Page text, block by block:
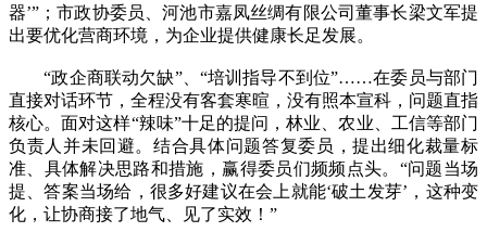
器’”；市政协委员、河池市嘉凤丝绸有限公司董事长梁文军提
出要优化营商环境，为企业提供健康长足发展。
“政企商联动欠缺”、“培训指导不到位”……在委员与部门
直接对话环节，全程没有客套寒暄，没有照本宣科，问题直指
核心。面对这样“辣味”十足的提问，林业、农业、工信等部门
负责人并未回避。结合具体问题答复委员，提出细化裁量标
准、具体解决思路和措施，赢得委员们频频点头。“问题当场
提、答案当场给，很多好建议在会上就能‘破土发芽’，这种变
化，让协商接了地气、见了实效！”